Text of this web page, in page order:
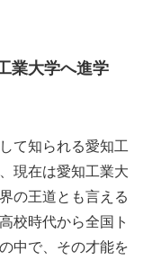
業大学へ進学
て知られる愛知工
現在は愛知工業大
の王道とも言える
校時代から全国ト
中で、その才能を